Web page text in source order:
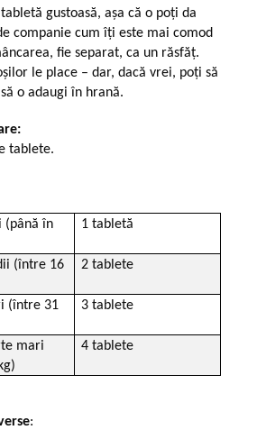
gustoasă, așa că o poți da
companie cum îți este mai comod
fie separat, ca un răsfăț.
le place – dar, dacă vrei, poți să
o adaugi în hrană.
tablete.
(până în
1 tabletă
(între 16
2 tablete
(între 31
3 tablete
mari
4 tablete
: